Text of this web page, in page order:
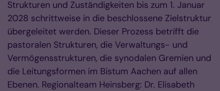
Strukturen und Zuständigkeiten bis zum 1. Januar
2028 schrittweise in die beschlossene Zielstruktur
übergeleitet werden. Dieser Prozess betrifft die
pastoralen Strukturen, die Verwaltungs- und
Vermögensstrukturen, die synodalen Gremien und
die Leitungsformen im Bistum Aachen auf allen
Ebenen. Regionalteam Heinsberg: Dr. Elisabeth